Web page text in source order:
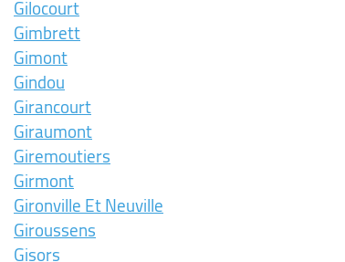
Gilocourt
Gimbrett
Gimont
Gindou
Girancourt
Giraumont
Giremoutiers
Girmont
Gironville Et Neuville
Giroussens
Gisors